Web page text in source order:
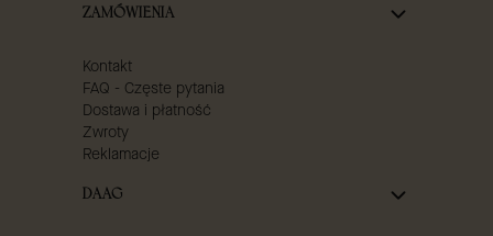
Linki w stopce
ZAMÓWIENIA
Kontakt
FAQ - Częste pytania
Dostawa i płatność
Zwroty
Reklamacje
DAAG